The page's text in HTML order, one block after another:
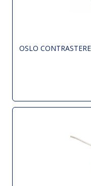
OSLO